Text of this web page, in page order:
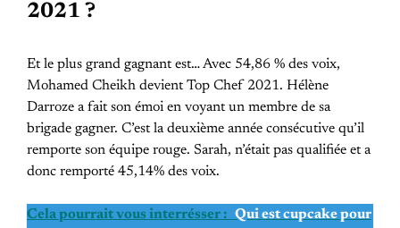
2021 ?
Et le plus grand gagnant est… Avec 54,86 % des voix,
Mohamed Cheikh devient Top Chef 2021. Hélène
Darroze a fait son émoi en voyant un membre de sa
brigade gagner. C’est la deuxième année consécutive qu’il
remporte son équipe rouge. Sarah, n’était pas qualifiée et a
donc remporté 45,14% des voix.
Cela pourrait vous interrésser : Qui est cupcake pour